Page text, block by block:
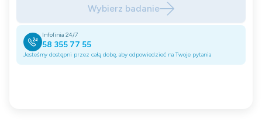
Wybierz badanie
Infolinia 24/7
58 355 77 55
Jesteśmy dostępni przez całą dobę, aby odpowiedzieć na Twoje pytania